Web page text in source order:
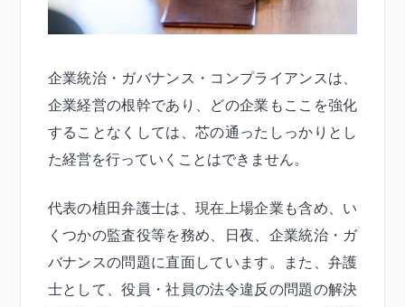
企業統治・ガバナンス・コンプライアンスは、
企業経営の根幹であり、どの企業もここを強化
することなくしては、芯の通ったしっかりとし
た経営を行っていくことはできません。
代表の植田弁護士は、現在上場企業も含め、い
くつかの監査役等を務め、日夜、企業統治・ガ
バナンスの問題に直面しています。また、弁護
士として、役員・社員の法令違反の問題の解決